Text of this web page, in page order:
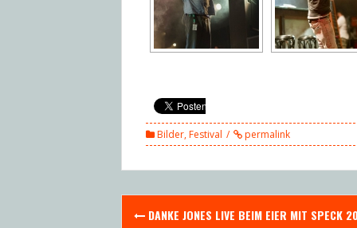
Bilder,Festival permalink
PostDANKE JONES LIVE BEIM EIER MIT SPECK